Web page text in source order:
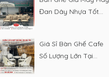
Đan Dây Nhựa Tốt
Giá Sỉ Bàn Ghế Cafe
Số Lượng Lớn Tại